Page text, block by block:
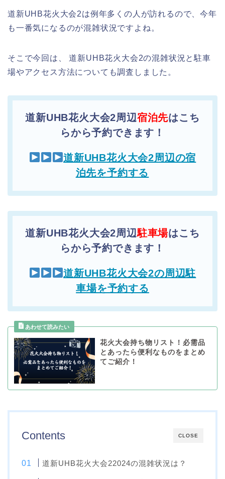
道新UHB花火大会2は例年多くの人が訪れるので、今年
も一番気になるのが混雑状況ですよね。
そこで今回は、 道新UHB花火大会2の混雑状況と駐車
場やアクセス方法についても調査しました。
道新UHB花火大会2周辺宿泊先はこち
らから予約できます！
道新UHB花火大会2周辺の宿
泊先を予約する
道新UHB花火大会2周辺駐車場はこち
らから予約できます！
道新UHB花火大会2の周辺駐
車場を予約する
花火大会持ち物リスト！必需品
とあったら便利なものをまとめ
てご紹介！
CLOSE
Contents
道新UHB花火大会22024の混雑状況は？